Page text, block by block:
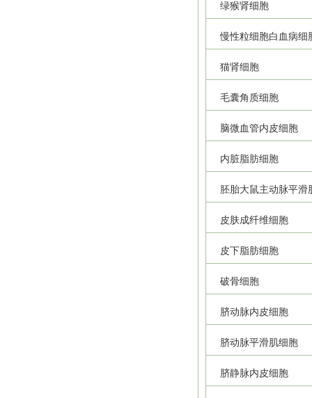
绿猴肾细胞
慢性粒细胞白血病细
猫肾细胞
毛囊角质细胞
脑微血管内皮细胞
内脏脂肪细胞
胚胎大鼠主动脉平滑
皮肤成纤维细胞
皮下脂肪细胞
破骨细胞
脐动脉内皮细胞
脐动脉平滑肌细胞
脐静脉内皮细胞